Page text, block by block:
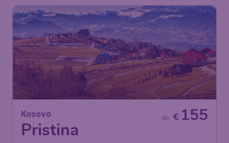
Kosovo
Pristina
€ 155
ab